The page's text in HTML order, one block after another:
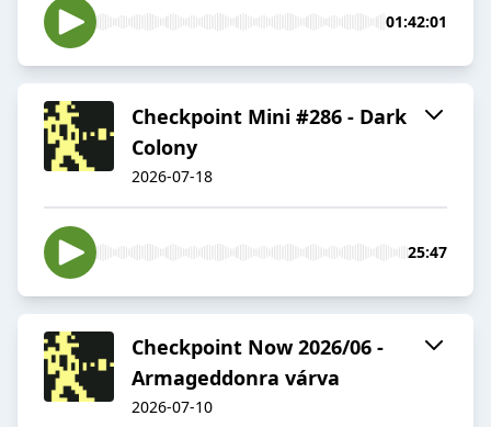
01:42:01
Checkpoint Mini #286 - Dark
Colony
2026-07-18
25:47
Checkpoint Now 2026/06 -
Armageddonra várva
2026-07-10